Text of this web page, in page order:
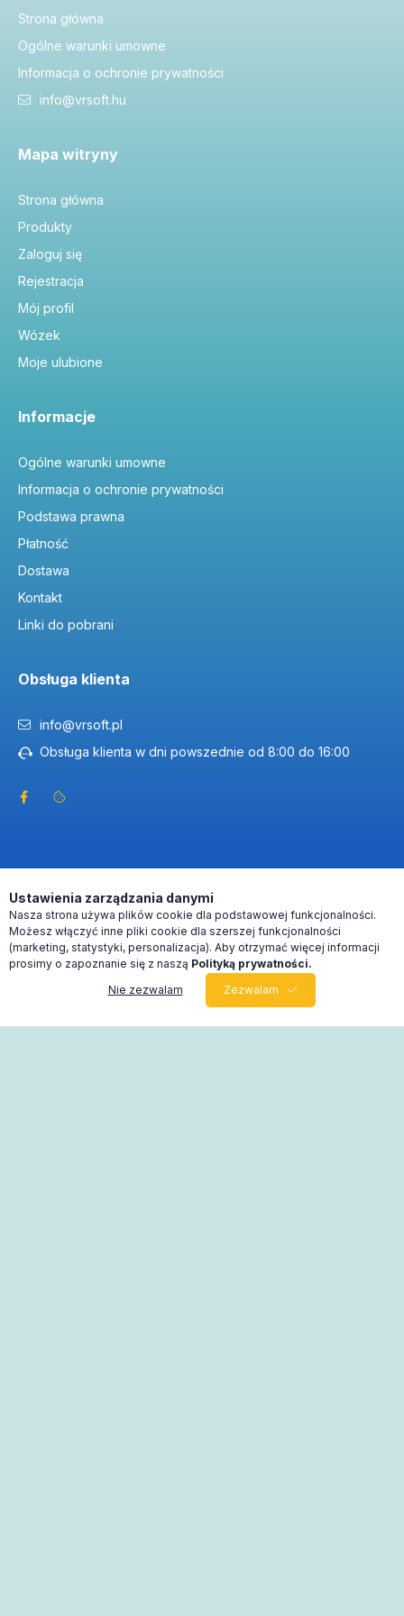
Strona główna
Ogólne warunki umowne
Informacja o ochronie prywatności
info@vrsoft.hu
Mapa witryny
Strona główna
Produkty
Zaloguj się
Rejestracja
Mój profil
Wózek
Moje ulubione
Informacje
Ogólne warunki umowne
Informacja o ochronie prywatności
Podstawa prawna
Płatność
Dostawa
Kontakt
Linki do pobrani
Obsługa klienta
info@vrsoft.pl
Obsługa klienta w dni powszednie od 8:00 do 16:00
0
Ustawienia zarządzania danymi
Nasza strona używa plików cookie dla podstawowej funkcjonalności.
Możesz włączyć inne pliki cookie dla szerszej funkcjonalności
(marketing, statystyki, personalizacja). Aby otrzymać więcej informacji
prosimy o zapoznanie się z naszą Polityką prywatności.
Nie zezwalam
Zezwalam